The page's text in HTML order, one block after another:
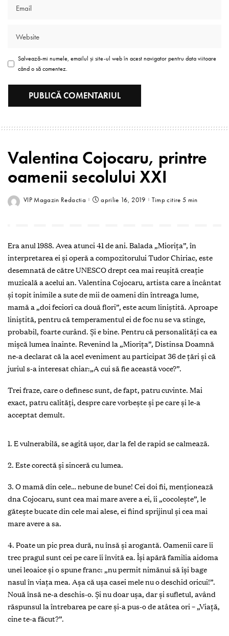
Salvează-mi numele, emailul și site-ul web în acest navigator pentru data viitoare
când o să comentez.
Valentina Cojocaru, printre
oamenii secolului XXI
VIP Magazin Redactia aprilie 16, 2019 Timp citire 5 min
Era anul 1988. Avea atunci 41 de ani. Balada „Miorița”, în
interpretarea ei și operă a compozitorului Tudor Chiriac, este
desemnată de către UNESCO drept cea mai reușită creație
muzicală a acelui an. Valentina Cojocaru, artista care a încântat
și topit inimile a sute de mii de oameni din întreaga lume,
mamă a „doi feciori ca două flori”, este acum liniștită. Aproape
liniștită, pentru că temperamentul ei de foc nu se va stinge,
probabil, foarte curând. Și e bine. Pentru că personalități ca ea
mișcă lumea înainte. Revenind la „Miorița”, Distinsa Doamnă
ne-a declarat că la acel eveniment au participat 36 de țări și că
juriul s-a interesat chiar:„A cui să fie această voce?”.
Trei fraze, care o definesc sunt, de fapt, patru cuvinte. Mai
exact, patru calități, despre care vorbește și pe care și le-a
acceptat demult.
1. E vulnerabilă, se agită ușor, dar la fel de rapid se calmează.
2. Este corectă și sinceră cu lumea.
3. O mamă din cele… nebune de bune! Cei doi fii, menționează
dna Cojocaru, sunt cea mai mare avere a ei, îi „cocolește”, le
gătește bucate din cele mai alese, ei fiind sprijinul și cea mai
mare avere a sa.
4. Poate un pic prea dură, nu însă și arogantă. Oamenii care îi
trec pragul sunt cei pe care îi învită ea. Își apără familia aidoma
unei leoaice și o spune franc: „nu permit nimănui să își bage
nasul în viața mea. Așa că ușa casei mele nu o deschid oricui!”.
Nouă însă ne-a deschis-o. Și nu doar ușa, dar și sufletul, având
răspunsul la întrebarea pe care și-a pus-o de atâtea ori – „Viață,
cine te-a făcut?”.